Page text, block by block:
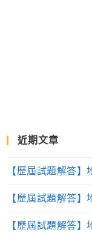
近期文章
【歷屆試題解答
【歷屆試題解答
【歷屆試題解答